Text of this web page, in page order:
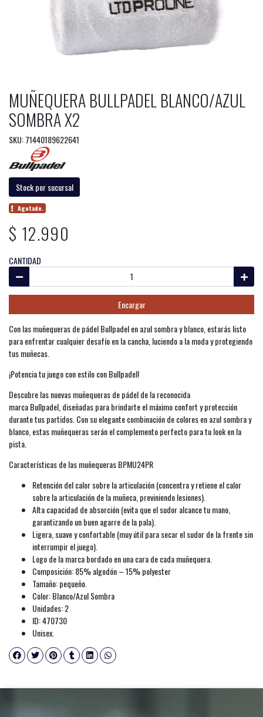
MUÑEQUERA BULLPADEL BLANCO/AZUL
SOMBRA X2
SKU: 71440189622641
Stock por sucursal
Agotado.
$ 12.990
CANTIDAD
Encargar
Con las muñequeras de pádel Bullpadel en azul sombra y blanco, estarás listo
para enfrentar cualquier desafío en la cancha, luciendo a la moda y protegiendo
tus muñecas.
¡Potencia tu juego con estilo con Bullpadel!
Descubre las nuevas muñequeras de pádel de la reconocida
marca Bullpadel, diseñadas para brindarte el máximo confort y protección
durante tus partidos. Con su elegante combinación de colores en azul sombra y
blanco, estas muñequeras serán el complemento perfecto para tu look en la
pista.
Características de las muñequeras BPMU24PR
Retención del calor sobre la articulación (concentra y retiene el calor
sobre la articulación de la muñeca, previniendo lesiones).
Alta capacidad de absorción (evita que el sudor alcance tu mano,
garantizando un buen agarre de la pala).
Ligera, suave y confortable (muy útil para secar el sudor de la frente sin
interrumpir el juego).
Logo de la marca bordado en una cara de cada muñequera.
Composición: 85% algodón – 15% polyester
Tamaño: pequeño.
Color: Blanco/Azul Sombra
Unidades: 2
ID: 470730
Unisex.